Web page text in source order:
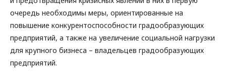
очередь необходимы меры, ориентированные на
повышение конкурентоспособности градообразующих
предприятий, а также на увеличение социальной нагрузки
для крупного бизнеса – владельцев градообразующих
предприятий.